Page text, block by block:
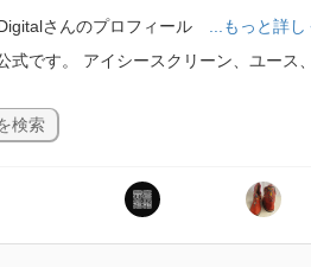
さんのプロフィール
...もっと詳し
式です。 アイシースクリーン、ユー
検索